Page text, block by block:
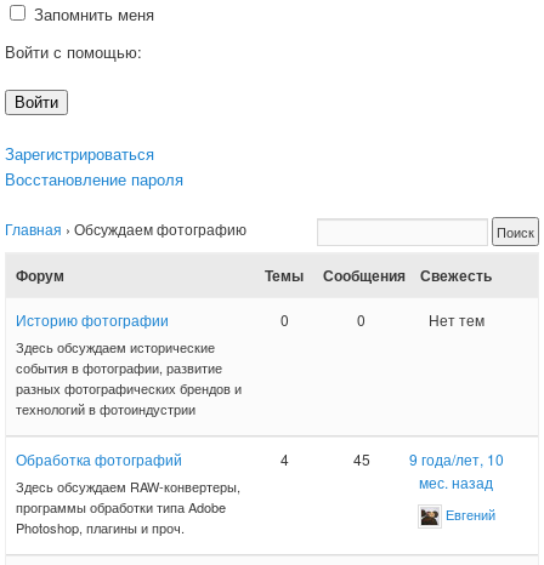
Запомнить меня
Войти с помощью:
Войти
Зарегистрироваться
Восстановление пароля
Главная › Обсуждаем фотографию
Форум Темы Сообщения Свежесть
Историю фотографии
Здесь обсуждаем исторические
события в фотографии, развитие
разных фотографических брендов и
технологий в фотоиндустрии
0 0 Нет тем
Обработка фотографий
Здесь обсуждаем RAW-конвертеры,
программы обработки типа Adobe
Photoshop, плагины и проч.
4 45
9 года/лет, 10
мес. назад
Евгений